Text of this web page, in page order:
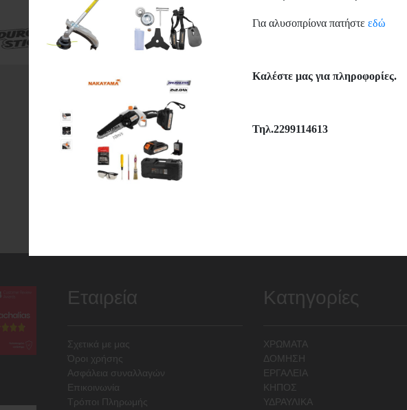
ΕΓΓΡΑΦΗ ΣΤΟ NEWSLETTER
Ενημερωθείτε πρώτοι για τις προσφορές μας και για όλα τα νέα προϊόντα.
Εταιρεία
Σχετικά με μας
Όροι χρήσης
Ασφάλεια συναλλαγών
Επικοινωνία
Τρόποι Πληρωμής
Κατηγορίες
ΧΡΩΜΑΤΑ
ΔΟΜΗΣΗ
ΕΡΓΑΛΕΙΑ
ΚΗΠΟΣ
ΥΔΡΑΥΛΙΚΑ
Για αλυσοπρίονα πατήστε εδώ
Καλέστε μας για πληροφορίες.
Τηλ.2299114613